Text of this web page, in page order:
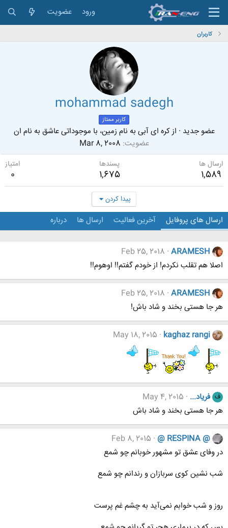
ورود عضویت
کاربران
mohammad sadegh
کاربر ممتاز
عضو جدید · ازکره ای آبی به نام زمین، با موجوداتی عاشق به نام ان
عضویت Mar 8, 2008
ارسال ها
1,589
پسندها
1,675
امتیاز
0
پیدا کردن
ارسال های پروفایل آخرین فعالیت ارسال ها درباره
ARAMESH
Feb 25, 2018
اصلا هم تقلب نکردم! از خودم گفتم!! اوهوم!!
ARAMESH
Feb 25, 2018
هر جا هستی بخند و شاد باش!
kaghaz rangi
May 18, 2015
ف فریاد... May 4, 2015
هر جا هستی بخند و شاد باش
@ RESPINA @
Feb 8, 2015
در وفای عشق تو مشهور خوبانم چو شمع
شب نشین کوی سربازان و رندانم چو شمع
روز و شب خوابم نمی‌آید به چشم غم پرست